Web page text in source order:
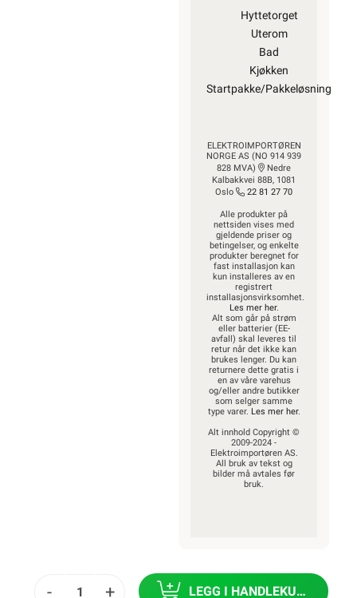
Hyttetorget
Uterom
Bad
Kjøkken
Startpakke/Pakkeløsning
ELEKTROIMPORTØREN
NORGE AS (NO 914 939
828 MVA)
Nedre
Kalbakkvei 88B, 1081
Oslo
22 81 27 70
Alle produkter på
nettsiden vises med
gjeldende priser og
betingelser, og enkelte
produkter beregnet for
fast installasjon kan
kun installeres av en
registrert
installasjonsvirksomhet.
Les mer her.
Alt som går på strøm
eller batterier (EE-
avfall) skal leveres til
retur når det ikke kan
brukes lenger. Du kan
returnere dette gratis i
en av våre varehus
og/eller andre butikker
som selger samme
type varer. Les mer her.
Alt innhold Copyright ©
2009-2024 -
Elektroimportøren AS.
All bruk av tekst og
bilder må avtales før
bruk.
- + LEGG I HANDLEKURV